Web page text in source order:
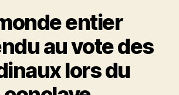
entier
au vote des
lors du